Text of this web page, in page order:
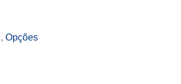
, Opções